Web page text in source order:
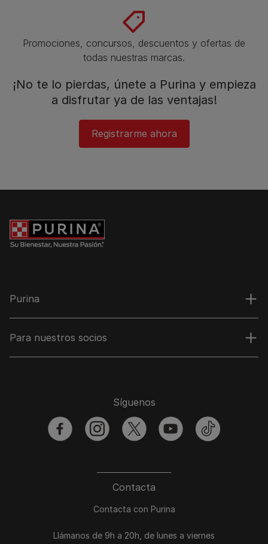
Promociones, concursos, descuentos y ofertas de
todas nuestras marcas.​
¡No te lo pierdas, únete a Purina y empieza
a disfrutar ya de las ventajas!​
Registrarme ahora​
Purina
Para nuestros socios
Contacta
Contacta con Purina
Llámanos de 9h a 20h, de lunes a viernes
Síguenos
facebookinstagramtwitter youtubetiktok